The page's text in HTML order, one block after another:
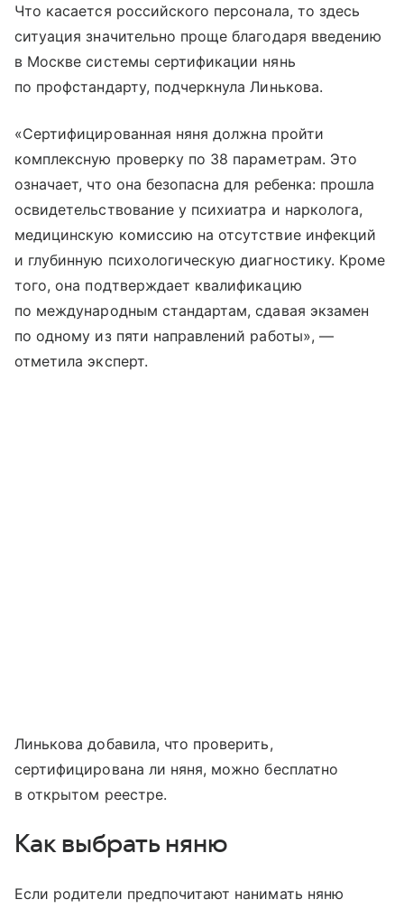
Что касается российского персонала, то здесь
ситуация значительно проще благодаря введению
в Москве системы сертификации нянь
по профстандарту, подчеркнула Линькова.
«Сертифицированная няня должна пройти
комплексную проверку по 38 параметрам. Это
означает, что она безопасна для ребенка: прошла
освидетельствование у психиатра и нарколога,
медицинскую комиссию на отсутствие инфекций
и глубинную психологическую диагностику. Кроме
того, она подтверждает квалификацию
по международным стандартам, сдавая экзамен
по одному из пяти направлений работы», —
отметила эксперт.
Линькова добавила, что проверить,
сертифицирована ли няня, можно бесплатно
в открытом реестре.
Как выбрать няню
Если родители предпочитают нанимать няню